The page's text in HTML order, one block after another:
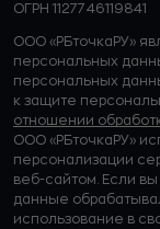
ОГРН 1127746119841
ООО «РБточкаРУ»
персональных
персональных
к защите
отношении
ООО «РБточкаРУ»
персонализации
веб-сайтом. Если
данные
использование в